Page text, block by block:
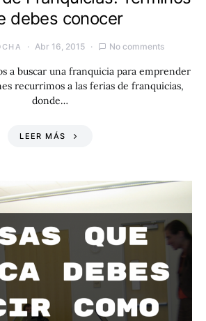
debes conocer
Abr 16, 2015 No comments
a buscar una franquicia para emprender
recurrimos a las ferias de franquicias,
donde…
LEER MÁS